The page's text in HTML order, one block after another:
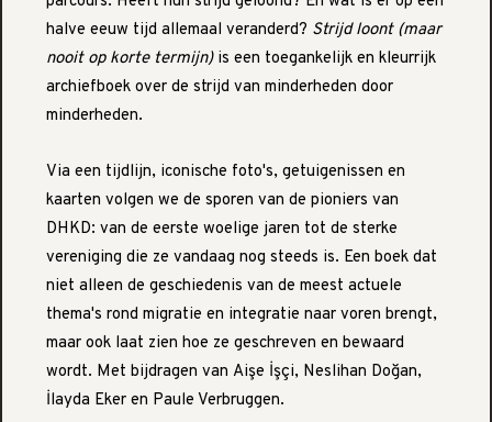
halve eeuw tijd allemaal veranderd? Strijd loont (maar
nooit op korte termijn) is een toegankelijk en kleurrijk
archiefboek over de strijd van minderheden door
minderheden.
Via een tijdlijn, iconische foto's, getuigenissen en
kaarten volgen we de sporen van de pioniers van
DHKD: van de eerste woelige jaren tot de sterke
vereniging die ze vandaag nog steeds is. Een boek dat
niet alleen de geschiedenis van de meest actuele
thema's rond migratie en integratie naar voren brengt,
maar ook laat zien hoe ze geschreven en bewaard
wordt. Met bijdragen van Aişe İşçi, Neslihan Doğan,
İlayda Eker en Paule Verbruggen.